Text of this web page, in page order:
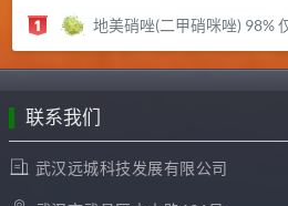
地美硝唑(二甲硝咪唑) 98% 仅供出
联系我们
武汉远城科技发展有限公司